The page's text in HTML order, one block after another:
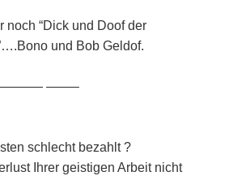
noch “Dick und Doof der
und Bob Geldof.
——–
schlecht bezahlt ?
Ihrer geistigen Arbeit nicht